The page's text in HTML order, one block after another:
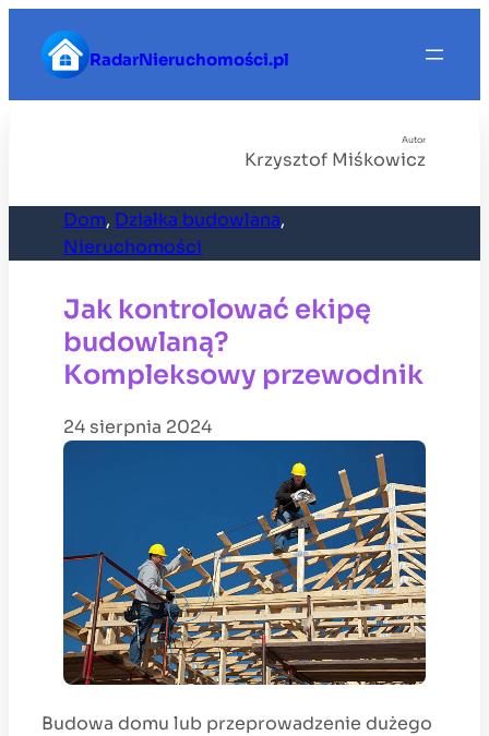
treści
RadarNieruchomości.pl
Autor
Krzysztof Miśkowicz
Dom, Działka budowlana
Nieruchomości
Jak kontrolować ekipę
budowlaną?
Kompleksowy przewodnik
24 sierpnia 2024
Budowa domu lub przeprowadzenie dużego